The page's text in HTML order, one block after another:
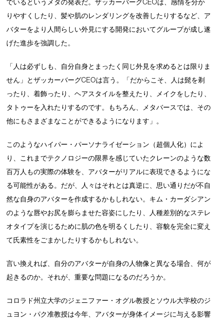
でいるというメタの発表だ。ザッカーバーグCEOは、感情を分か
りやすくしたり、髪や肌のレンダリングを改善したりするなど、ア
バターをより人間らしい外見にする開発においてグループが成し遂
げた進歩を強調した。
「人は必ずしも、自分自身とまったく同じ外見を求めるとは限りま
せん」とザッカーバーグCEOは言う。「だからこそ、人は髭を剃
ったり、着飾ったり、ヘアスタイルを整えたり、メイクをしたり、
タトゥーを入れたりするのです。もちろん、メタバースでは、その
他にもさまざまなことができるようになります」。
このようなハイパー・パーソナライゼーション（超個人化）によ
り、これまでテクノロジーの限界を感じていたクレーンのような数
百万人もの実際の体験を、アバターがリアルに表現できるようにな
る可能性がある。だが、人々はそれとは真逆に、思い通りだが不自
然な自身のアバターを作成するかもしれない。キム・カーダシアン
のような唇やお尻を膨らませた容姿にしたり、人種差別的なステレ
オタイプを演じるために肌の色を明るくしたり、容貌を完全に変え
て氏素性をごまかしたりするかもしれない。
言い換えれば、自分のアバターが自身の人物像と異なる場合、何が
起きるのか。それが、重要な問題になるのだろうか。
コロラド州立大学のジェニファー・オグル教授とソウル大学校のジ
ュヨン・パク准教授は今年、アバターが身体イメージに与える影響